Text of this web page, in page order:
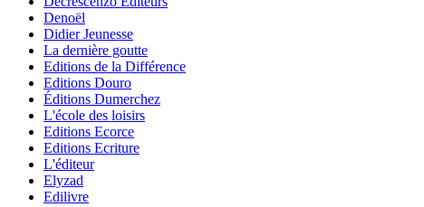
Denoël
Didier Jeunesse
La dernière goutte
Editions de la Différence
Editions Douro
Éditions Dumerchez
L'école des loisirs
Editions Ecorce
Editions Ecriture
L'éditeur
Elyzad
Edilivre